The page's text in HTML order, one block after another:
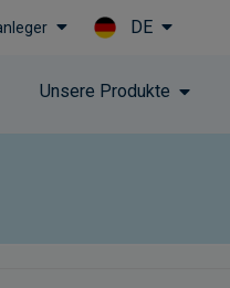
DE
Unsere Produkte